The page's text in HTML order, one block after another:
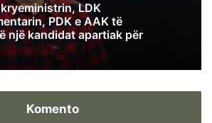
LDK
PDK e AAK të
një kandidat apartiak për
Komento